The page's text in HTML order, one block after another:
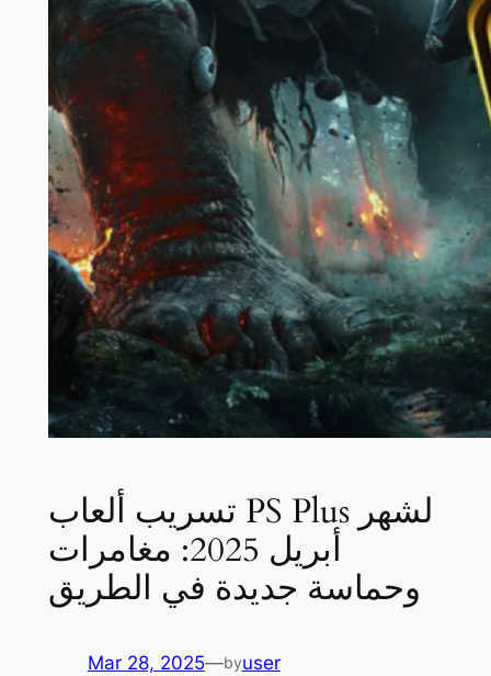
تسريب ألعاب PS Plus لشهر
أبريل 2025: مغامرات
وحماسة جديدة في الطريق
Mar 28, 2025—byuser